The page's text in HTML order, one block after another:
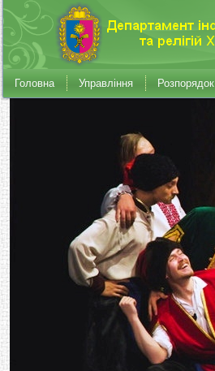
Головна Управління